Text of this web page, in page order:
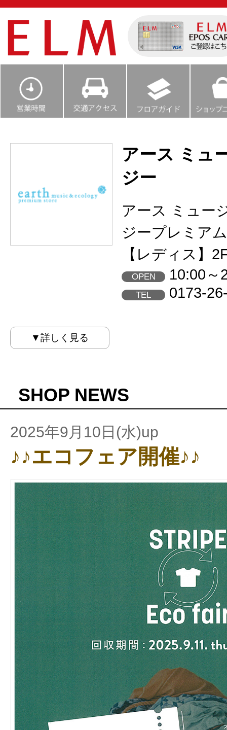
アース ミュ
ジー
アース ミュー
ジープレミア
【レディス】
OPEN 10:00～
TEL 0173-
▼詳しく見る
SHOP NEWS
2025年9月10日(水)up
♪♪エコフェア開催♪♪